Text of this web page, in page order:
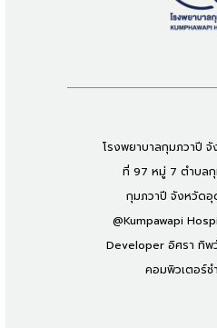
โรงพยาบาลกุมภวาปี
ที่ 97 หมู่ 7 ตำบลกุ
กุมภวาปี จังหวัดอุ
@Kumpawapi
Developer อิศรา ทิพ
คอมพิวเตอร์ช